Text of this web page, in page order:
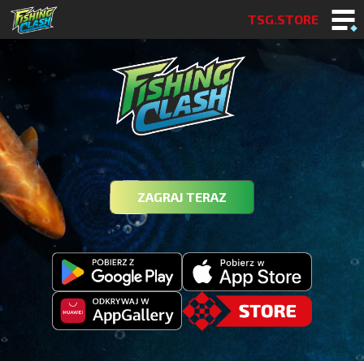
TSG.STORE
ZAGRAJ TERAZ